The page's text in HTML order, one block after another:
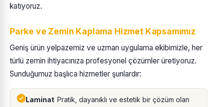
katıyoruz.
Parke ve Zemin Kaplama Hizmet Kapsamımız
Geniş ürün yelpazemiz ve uzman uygulama ekibimizle, her
türlü zemin ihtiyacınıza profesyonel çözümler üretiyoruz.
Sunduğumuz başlıca hizmetler şunlardır:
Laminat Pratik, dayanıklı ve estetik bir çözüm olan